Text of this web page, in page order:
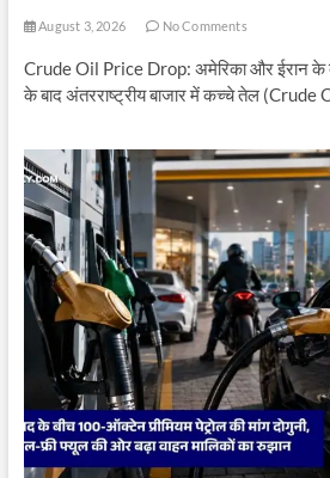
August 3, 2026 No Comments
Crude Oil Price Drop: अमेरिका और ईरान के
के बाद अंतरराष्ट्रीय बाजार में कच्चे तेल (Crude